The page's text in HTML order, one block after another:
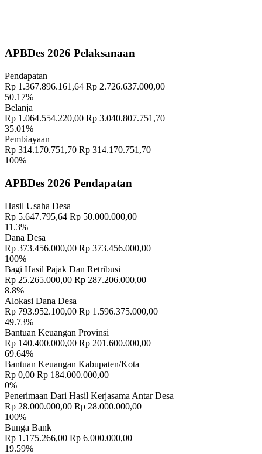
Penuhi Amanat UU Desa, Pemerintah Desa Sulahan Kembangkan
Sistem Informasi Desa 10 September 2018
"TRADISI MEMASAR DESA PAKRAMAN TANGGAHAN
PEKEN" 15 November 2018
Banjar Cekeng Destinasi Wisata Baru di Bangli Mirip Penglipuran
18 September 2018
"PENANAMAN TOGA DAN WARUNG HIDUP DI RUMAH
CONTOH"
LAPORAN REALISASI PENGGUNAAN APBDESa
SULAHAN TAHUN ANGGARAN 2022
Penuhi Amanat UU Desa, Pemerintah Desa Sulahan Kembangkan
Sistem Informasi Desa
10 September 2018
APBDes 2026 Pelaksanaan
Pendapatan
Rp 1.367.896.161,64 Rp 2.726.637.000,00
50.17%
Belanja
Rp 1.064.554.220,00 Rp 3.040.807.751,70
35.01%
Pembiayaan
Rp 314.170.751,70 Rp 314.170.751,70
100%
APBDes 2026 Pendapatan
Hasil Usaha Desa
Rp 5.647.795,64 Rp 50.000.000,00
11.3%
Dana Desa
Rp 373.456.000,00 Rp 373.456.000,00
100%
Bagi Hasil Pajak Dan Retribusi
Rp 25.265.000,00 Rp 287.206.000,00
8.8%
Alokasi Dana Desa
Rp 793.952.100,00 Rp 1.596.375.000,00
49.73%
Bantuan Keuangan Provinsi
Rp 140.400.000,00 Rp 201.600.000,00
69.64%
Bantuan Keuangan Kabupaten/Kota
Rp 0,00 Rp 184.000.000,00
0%
Penerimaan Dari Hasil Kerjasama Antar Desa
Rp 28.000.000,00 Rp 28.000.000,00
100%
Bunga Bank
Rp 1.175.266,00 Rp 6.000.000,00
19.59%